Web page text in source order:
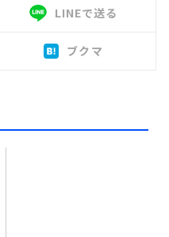
LINEで送る
ブクマ